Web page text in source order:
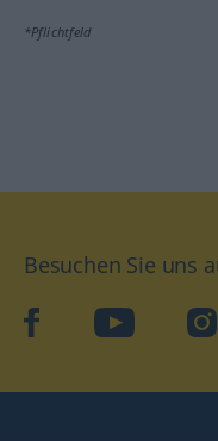
*Pflichtfeld
Besuchen Sie uns
facebookYouTube